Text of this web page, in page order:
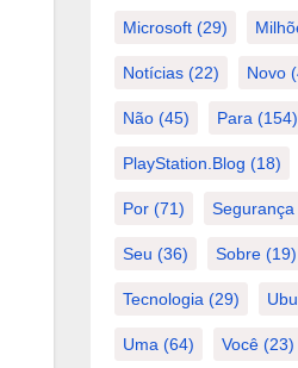
Microsoft(29)
Notícias(22) Novo
Não(45) Para (154)
PlayStation.Blog (18)
Por(71) Segurança
Seu (36) Sobre(19)
Tecnologia (29)
Uma (64) Você(23)